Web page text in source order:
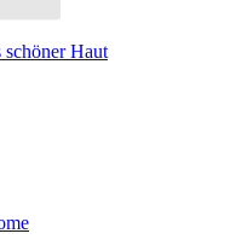
Haut